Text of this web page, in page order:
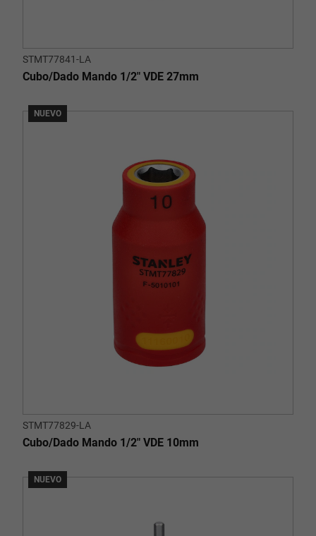
STMT77841-LA
Cubo/Dado Mando 1/2" VDE 27mm
NUEVO
STMT77829-LA
Cubo/Dado Mando 1/2" VDE 10mm
NUEVO